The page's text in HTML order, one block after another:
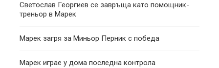
Светослав Георгиев се завръща като помощник-
треньор в Марек
Марек загря за Миньор Перник с победа
Марек играе у дома последна контрола